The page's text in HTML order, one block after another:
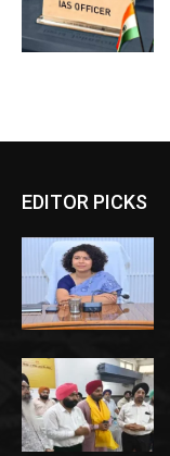
EDITOR PICKS